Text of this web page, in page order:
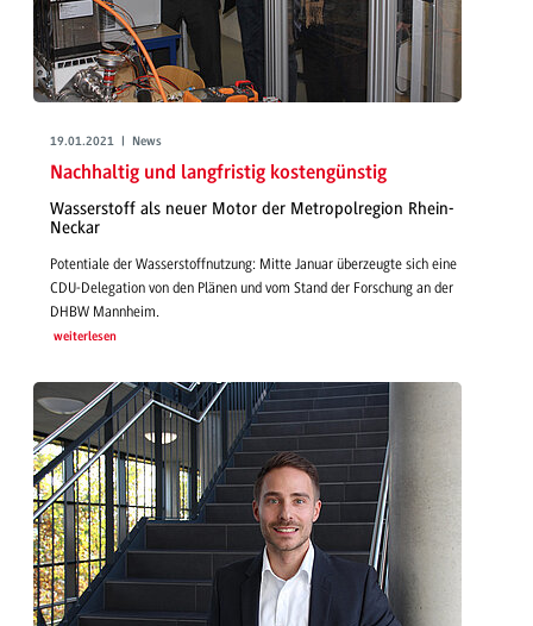
19.01.2021 | News
Nachhaltig und langfristig kostengünstig
Wasserstoff als neuer Motor der Metropolregion Rhein-
Neckar
Potentiale der Wasserstoffnutzung: Mitte Januar überzeugte sich eine
CDU-Delegation von den Plänen und vom Stand der Forschung an der
DHBW Mannheim.
weiterlesen